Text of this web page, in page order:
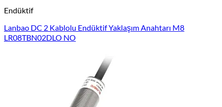
Endüktif
Lanbao DC 2 Kablolu Endüktif Yaklaşım Anahtarı M8
LR08TBN02DLO NO